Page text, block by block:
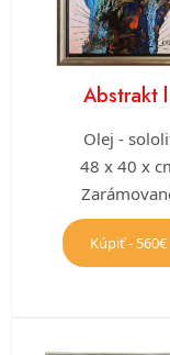
Abstrakt
Olej -
48 x 40 x
Kúpiť - 560€